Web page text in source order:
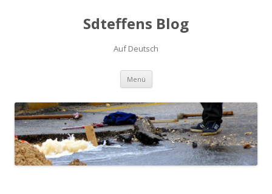
Sdteffens Blog
Auf Deutsch
Menü Zum Inhalt springen